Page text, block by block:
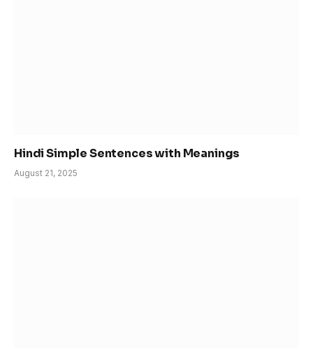
Hindi Simple Sentences with Meanings
August 21, 2025